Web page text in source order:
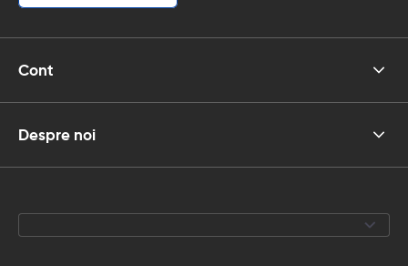
Cont
Despre noi